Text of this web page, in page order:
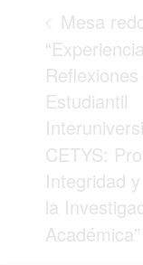
Mesa
Estudiantil
CETYS:
Integridad
la
Académica”